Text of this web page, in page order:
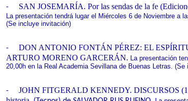
- SAN JOSEMARÍA. Por las sendas de la fe
La presentación tendrá lugar el Miércoles 6 de Noviembre a
(Se incluye invitación)
-
DON ANTONIO FONTÁN PÉREZ: EL
ARTURO MORENO GARCERÁN. La presentación
20,00h en la Real Academia Sevillana de Buenas Letras. (Se
-
JOHN FITGERALD KENNEDY. DISCURSOS